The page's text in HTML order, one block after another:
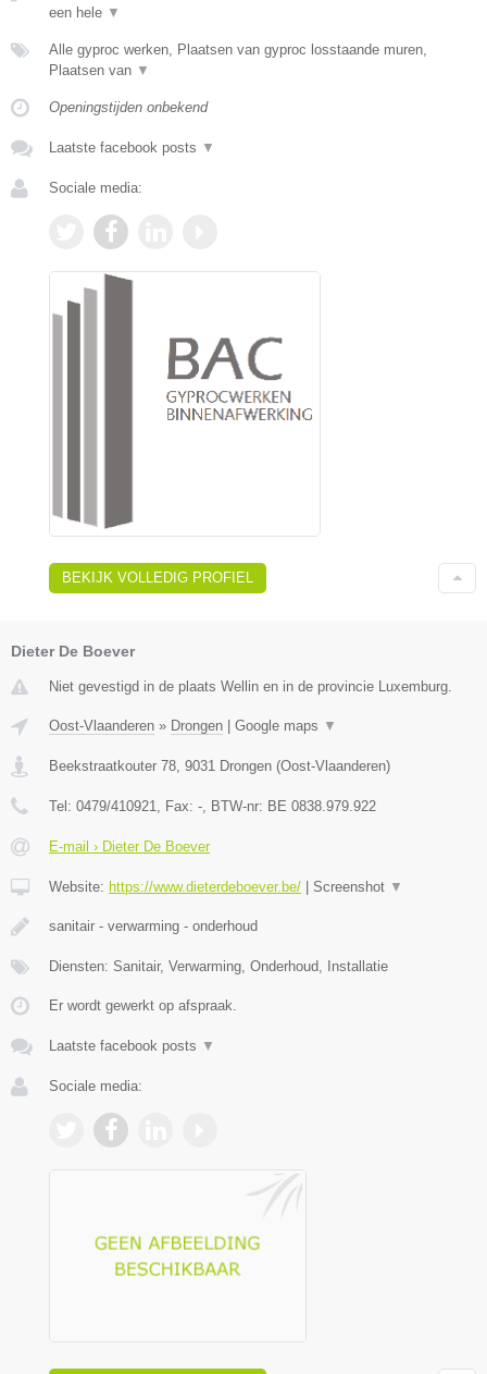
een hele ▼
Alle gyproc werken, Plaatsen van gyproc losstaande muren,
Plaatsen van ▼
Openingstijden onbekend
Laatste facebook posts ▼
Sociale media:
BEKIJK VOLLEDIG PROFIEL
Dieter De Boever
Niet gevestigd in de plaats Wellin en in de provincie Luxemburg.
Oost-Vlaanderen » Drongen Google maps ▼
Beekstraatkouter 78, 9031 Drongen (Oost-Vlaanderen)
Tel: 0479/410921, Fax: -, BTW-nr: BE 0838.979.922
E-mail › Dieter De Boever
Website: https://www.dieterdeboever.be/ Screenshot ▼
sanitair - verwarming - onderhoud
Diensten: Sanitair, Verwarming, Onderhoud, Installatie
Er wordt gewerkt op afspraak.
Laatste facebook posts ▼
Sociale media: